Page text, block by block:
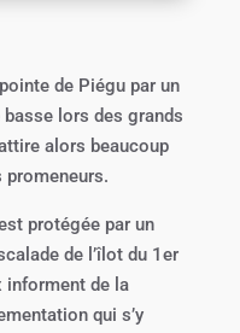
de Piégu par un
lors des grands
alors beaucoup
promeneurs.
protégée par un
de l’îlot du 1er
informent de la
qui s’y